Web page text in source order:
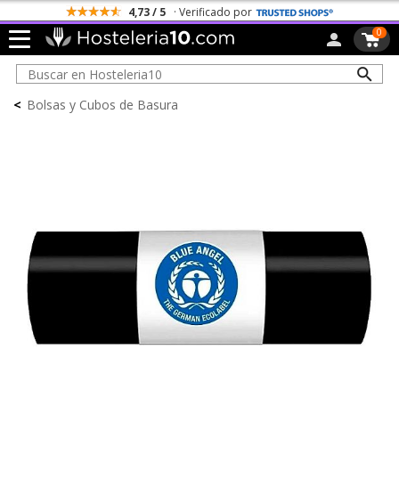
4,73 / 5 · Verificado por
0
< Bolsas y Cubos de Basura